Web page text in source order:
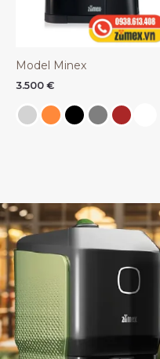
Model Minex
3.500 €